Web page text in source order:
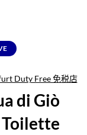
Duty Free 免税店
di Giò
Toilette